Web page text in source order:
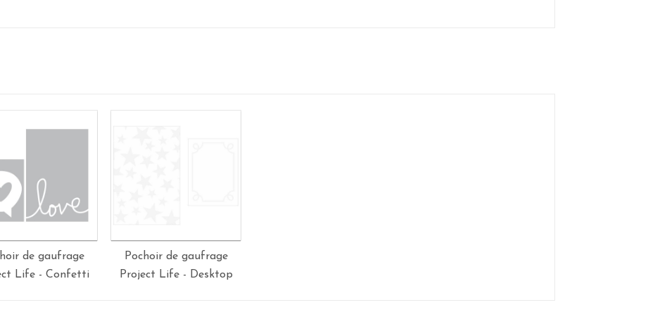
de gaufrage
Life - Confetti
Pochoir de gaufrage
Project Life - Desktop